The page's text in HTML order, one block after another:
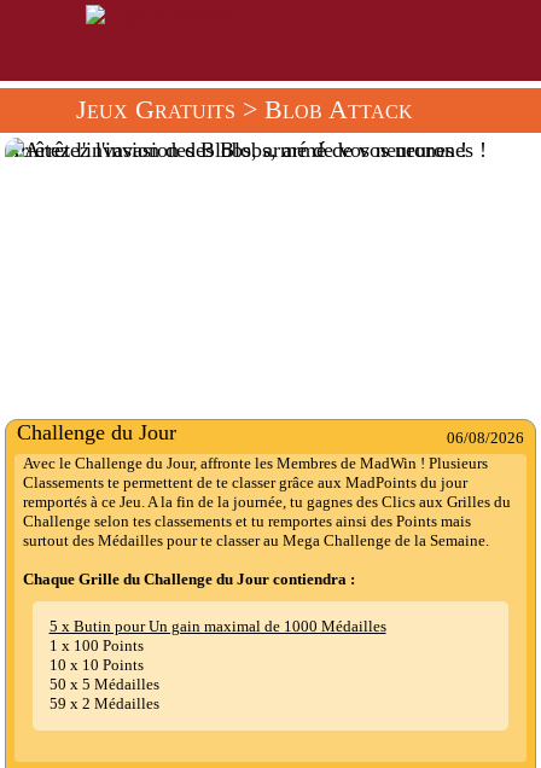
Jeux Gratuits > Blob Attack
Arrêtez l'invasion des Blobs, armé de vos neurones !
Challenge du Jour
06/08/2026
Avec le Challenge du Jour, affronte les Membres de MadWin ! Plusieurs
Classements te permettent de te classer grâce aux MadPoints du jour
remportés à ce Jeu. A la fin de la journée, tu gagnes des Clics aux Grilles du
Challenge selon tes classements et tu remportes ainsi des Points mais
surtout des Médailles pour te classer au Mega Challenge de la Semaine.
Chaque Grille du Challenge du Jour contiendra :
5 x Butin pour Un gain maximal de 1000 Médailles
1 x 100 Points
10 x 10 Points
50 x 5 Médailles
59 x 2 Médailles